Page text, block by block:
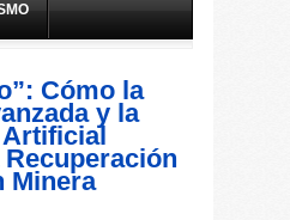
Cómo la
y la
Minera